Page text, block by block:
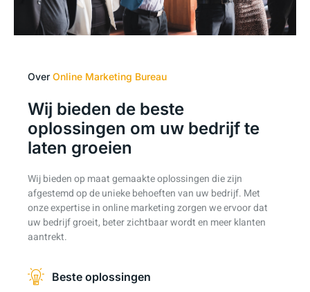
Over Online Marketing Bureau
Wij bieden de beste
oplossingen om uw bedrijf te
laten groeien
Wij bieden op maat gemaakte oplossingen die zijn
afgestemd op de unieke behoeften van uw bedrijf. Met
onze expertise in online marketing zorgen we ervoor dat
uw bedrijf groeit, beter zichtbaar wordt en meer klanten
aantrekt.
Beste oplossingen